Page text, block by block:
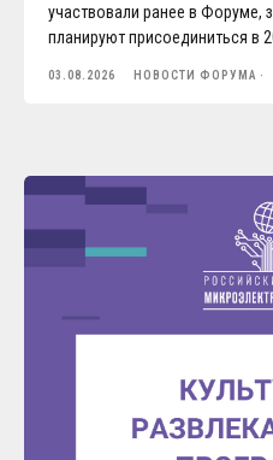
участвовали ранее в Форуме,
планируют присоединиться в
03.08.2026 НОВОСТИ ФОРУМА